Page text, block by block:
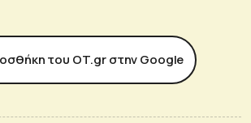
του ΟΤ.gr στην Google